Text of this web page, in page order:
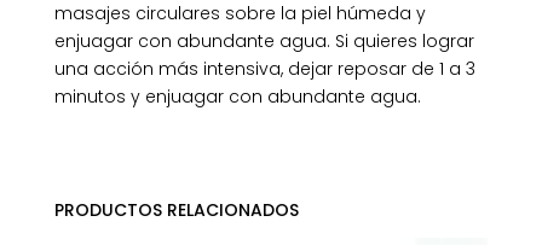
masajes circulares sobre la piel húmeda y
enjuagar con abundante agua. Si quieres lograr
una acción más intensiva, dejar reposar de 1 a 3
minutos y enjuagar con abundante agua.
PRODUCTOS RELACIONADOS